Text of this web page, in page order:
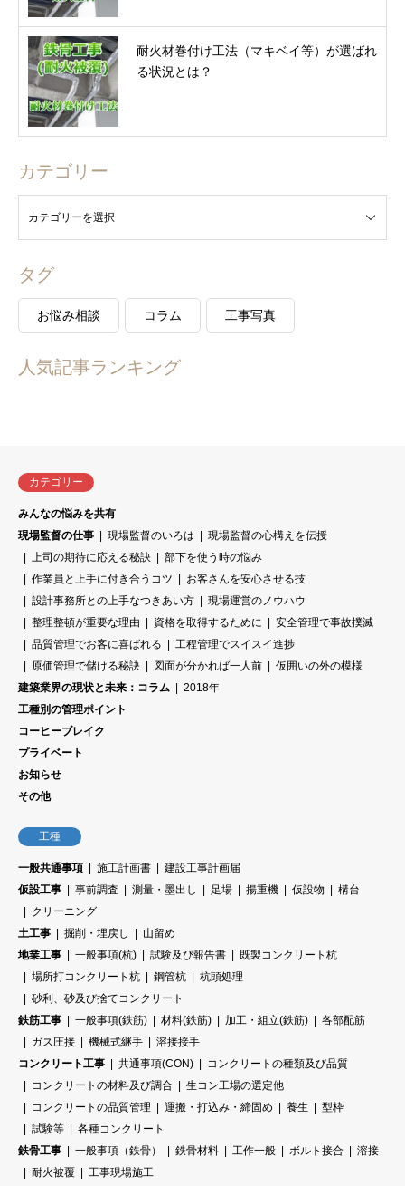
耐火材巻付け工法（マキベイ等）が選ばれ
る状況とは？
カテゴリー
タグ
お悩み相談 コラム 工事写真
人気記事ランキング
カテゴリー
みんなの悩みを共有
現場監督の仕事
現場監督のいろは
現場監督の心構えを伝授
上司の期待に応える秘訣
部下を使う時の悩み
作業員と上手に付き合うコツ
お客さんを安心させる技
設計事務所との上手なつきあい方
現場運営のノウハウ
整理整頓が重要な理由
資格を取得するために
安全管理で事故撲滅
品質管理でお客に喜ばれる
工程管理でスイスイ進捗
原価管理で儲ける秘訣
図面が分かれば一人前
仮囲いの外の模様
建築業界の現状と未来：コラム
2018年
工種別の管理ポイント
コーヒーブレイク
プライベート
お知らせ
その他
工種
一般共通事項 施工計画書
建設工事計画届
仮設工事
事前調査 測量・墨出し 足場 揚重機 仮設物
構台
クリーニング
土工事
掘削・埋戻し
山留め
地業工事
一般事項(杭) 試験及び報告書
既製コンクリート杭
場所打コンクリート杭
鋼管杭
杭頭処理
砂利、砂及び捨てコンクリート
鉄筋工事
一般事項(鉄筋) 材料(鉄筋) 加工・組立(鉄筋)
各部配筋
ガス圧接
機械式継手
溶接接手
コンクリート工事
共通事項(CON)
コンクリートの種類及び品質
コンクリートの材料及び調合
生コン工場の選定他
コンクリートの品質管理
運搬・打込み・締固め 養生
型枠
試験等
各種コンクリート
鉄骨工事
一般事項（鉄骨） 鉄骨材料 工作一般 ボルト接合
溶接
耐火被覆
工事現場施工